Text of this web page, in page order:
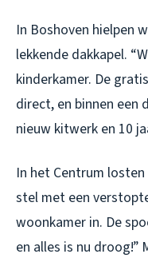
In Boshoven hielpen
lekkende dakkapel.
kinderkamer. De
direct, en binnen een
nieuw kitwerk en 10
In het Centrum
stel met een
woonkamer in. De
en alles is nu droog!”